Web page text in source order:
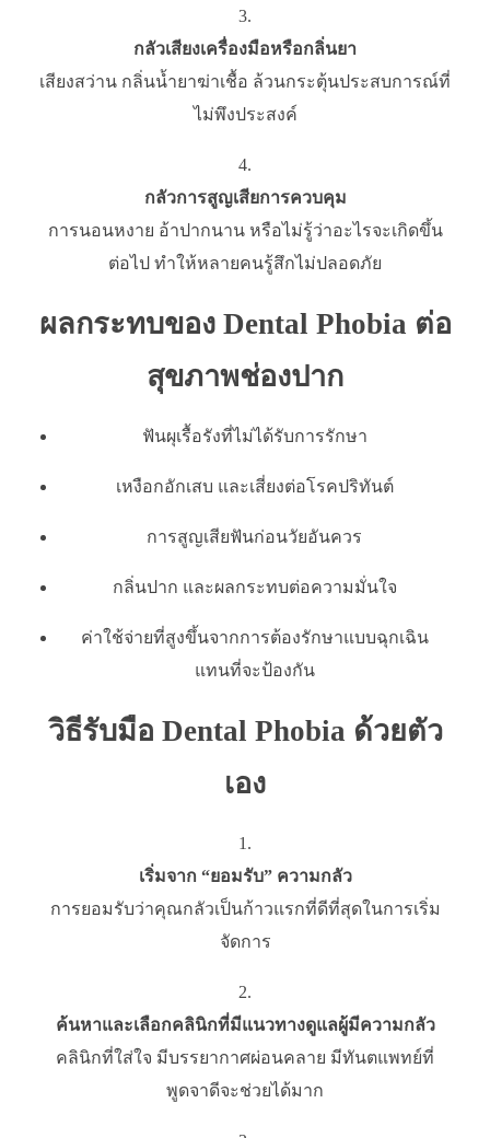
กลัวเสียงเครื่องมือหรือกลิ่นยา
เสียงสว่าน กลิ่นน้ำยาฆ่าเชื้อ ล้วนกระตุ้นประสบการณ์ที่
ไม่พึงประสงค์
กลัวการสูญเสียการควบคุม
การนอนหงาย อ้าปากนาน หรือไม่รู้ว่าอะไรจะเกิดขึ้น
ต่อไป ทำให้หลายคนรู้สึกไม่ปลอดภัย
ผลกระทบของ Dental Phobia ต่อ
สุขภาพช่องปาก
ฟันผุเรื้อรังที่ไม่ได้รับการรักษา
เหงือกอักเสบ และเสี่ยงต่อโรคปริทันต์
การสูญเสียฟันก่อนวัยอันควร
กลิ่นปาก และผลกระทบต่อความมั่นใจ
ค่าใช้จ่ายที่สูงขึ้นจากการต้องรักษาแบบฉุกเฉิน
แทนที่จะป้องกัน
วิธีรับมือ Dental Phobia ด้วยตัว
เอง
เริ่มจาก “ยอมรับ” ความกลัว
การยอมรับว่าคุณกลัวเป็นก้าวแรกที่ดีที่สุดในการเริ่ม
จัดการ
ค้นหาและเลือกคลินิกที่มีแนวทางดูแลผู้มีความกลัว
คลินิกที่ใส่ใจ มีบรรยากาศผ่อนคลาย มีทันตแพทย์ที่
พูดจาดีจะช่วยได้มาก